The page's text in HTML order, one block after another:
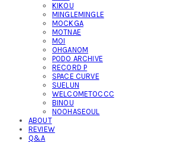
KIKOU
MINGLEMINGLE
MOCKGA
MOTNAE
MOI
OHGANOM
PODO ARCHIVE
RECORD P
SPACE CURVE
SUELUN
WELCOMETOCCC
BINOU
NOOHASEOUL
ABOUT
REVIEW
Q&A